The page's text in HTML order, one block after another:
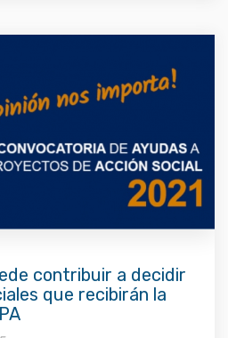
contribuir a decidir
que recibirán la